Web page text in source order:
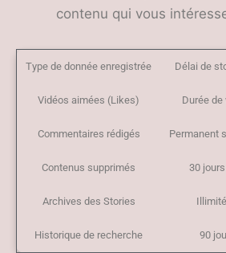
contenu qui vous
Type de donnée enregistrée Délai de
Vidéos aimées (Likes) Durée
Commentaires rédigés Permanent
Contenus supprimés 30
Archives des Stories
Historique de recherche 90